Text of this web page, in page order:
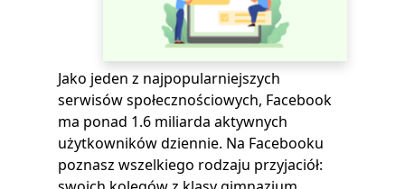
Jako jeden z najpopularniejszych
serwisów społecznościowych, Facebook
ma ponad 1.6 miliarda aktywnych
użytkowników dziennie. Na Facebooku
poznasz wszelkiego rodzaju przyjaciół: